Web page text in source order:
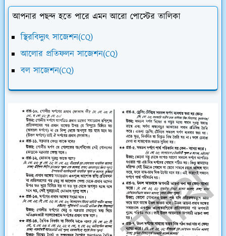
আপনার পছন্দ হতে পারে এমন আরো পোস্টের তালিকা
স্থিরবিদ্যুৎ সাজেশন(CQ)
আলোর প্রতিফলন সাজেশন(CQ)
বল সাজেশন(CQ)